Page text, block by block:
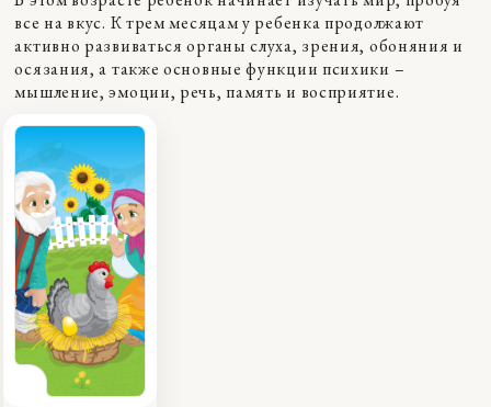
все на вкус. К трем месяцам у ребенка продолжают
активно развиваться органы слуха, зрения, обоняния и
осязания, а также основные функции психики –
мышление, эмоции, речь, память и восприятие.